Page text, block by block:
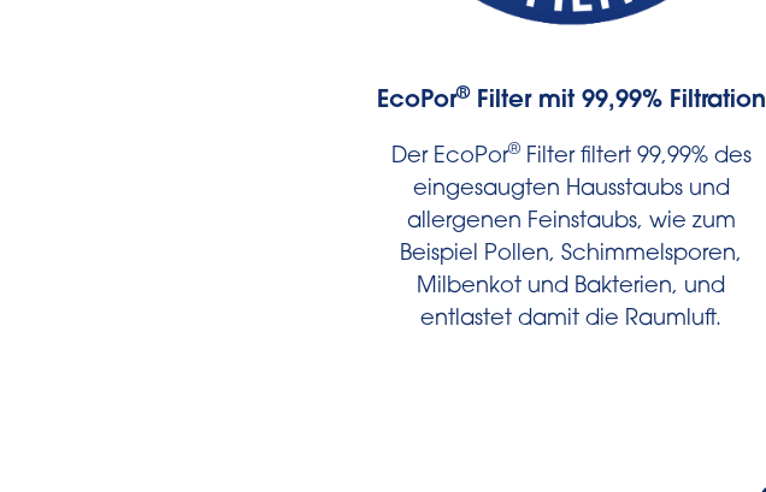
EcoPor®Filter mit 99,99% Filtration
Der EcoPor®Filter filtert 99,99% des
eingesaugten Hausstaubs und
allergenen Feinstaubs, wie zum
Beispiel Pollen, Schimmelsporen,
Milbenkot und Bakterien, und
entlastet damit die Raumluft.